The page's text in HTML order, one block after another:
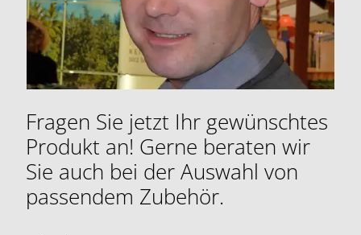
Fragen Sie jetzt Ihr gewünschtes
Produkt an! Gerne beraten wir
Sie auch bei der Auswahl von
passendem Zubehör.